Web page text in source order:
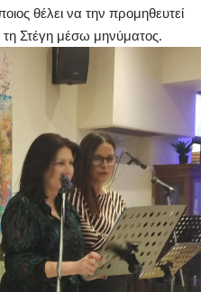
θέλει να την προμηθευτεί
τη Στέγη μέσω μηνύματος.